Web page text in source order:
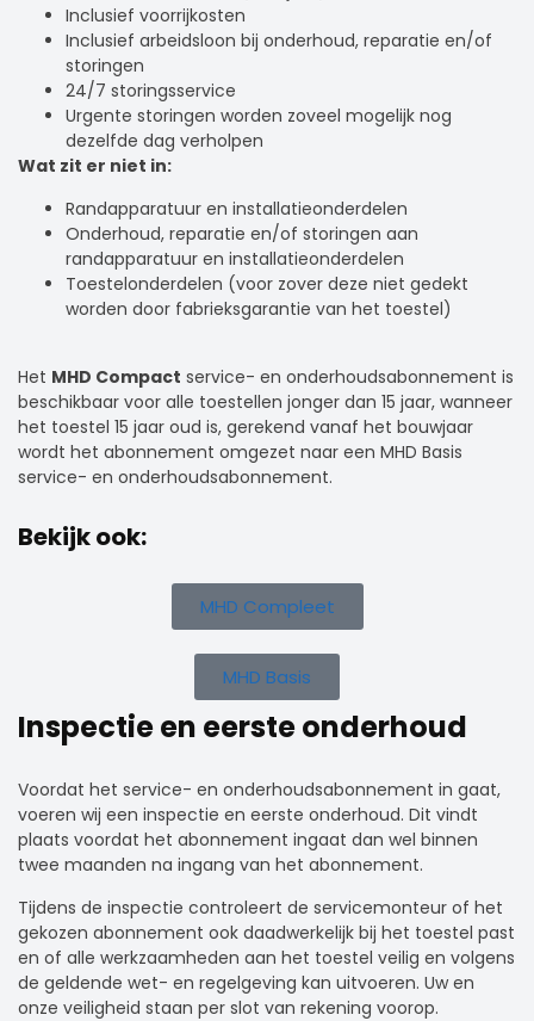
Inclusief voorrijkosten
Inclusief arbeidsloon bij onderhoud, reparatie en/of
storingen
24/7 storingsservice
Urgente storingen worden zoveel mogelijk nog
dezelfde dag verholpen
Wat zit er niet in:
Randapparatuur en installatieonderdelen
Onderhoud, reparatie en/of storingen aan
randapparatuur en installatieonderdelen
Toestelonderdelen (voor zover deze niet gedekt
worden door fabrieksgarantie van het toestel)
Het MHD Compact service- en onderhoudsabonnement is
beschikbaar voor alle toestellen jonger dan 15 jaar, wanneer
het toestel 15 jaar oud is, gerekend vanaf het bouwjaar
wordt het abonnement omgezet naar een MHD Basis
service- en onderhoudsabonnement.
Bekijk ook:
MHD Compleet
MHD Basis
Inspectie en eerste onderhoud
Voordat het service- en onderhoudsabonnement in gaat,
voeren wij een inspectie en eerste onderhoud. Dit vindt
plaats voordat het abonnement ingaat dan wel binnen
twee maanden na ingang van het abonnement.
Tijdens de inspectie controleert de servicemonteur of het
gekozen abonnement ook daadwerkelijk bij het toestel past
en of alle werkzaamheden aan het toestel veilig en volgens
de geldende wet- en regelgeving kan uitvoeren. Uw en
onze veiligheid staan per slot van rekening voorop.